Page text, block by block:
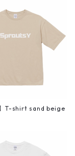
【sproutsy】T-shirt sand beige